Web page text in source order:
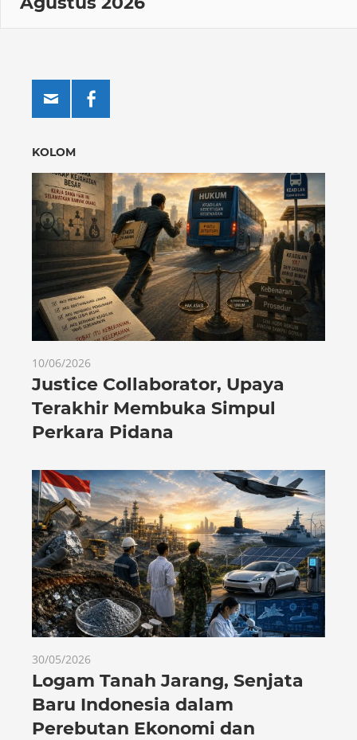
KOLOM
10/06/2026
Justice Collaborator, Upaya
Terakhir Membuka Simpul
Perkara Pidana
30/05/2026
Logam Tanah Jarang, Senjata
Baru Indonesia dalam
Perebutan Ekonomi dan